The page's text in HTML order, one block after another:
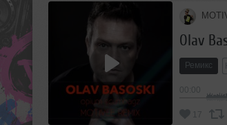
Olav
Ремикс
17